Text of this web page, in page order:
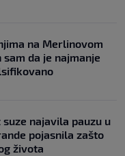
na Merlinovom
da je najmanje
najavila pauzu u
pojasnila zašto
života